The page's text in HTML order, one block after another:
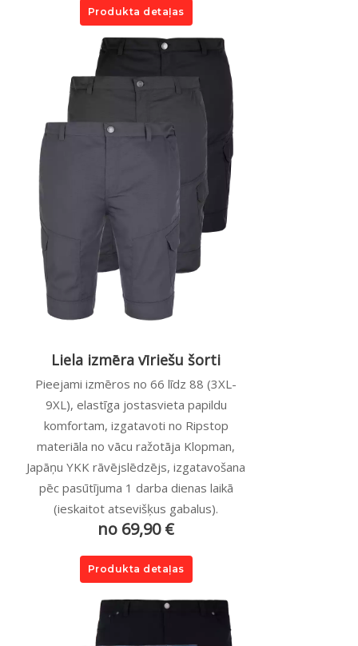
Produkta detaļas
Liela izmēra vīriešu šorti
Pieejami izmēros no 66 līdz 88 (3XL-
9XL), elastīga jostasvieta papildu
komfortam, izgatavoti no Ripstop
materiāla no vācu ražotāja Klopman,
Japāņu YKK rāvējslēdzējs, izgatavošana
pēc pasūtījuma 1 darba dienas laikā
(ieskaitot atsevišķus gabalus).
no 69,90 €
Produkta detaļas